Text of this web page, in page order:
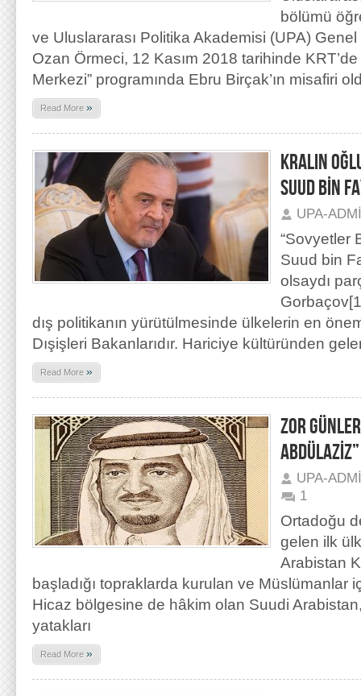
bölümü
ve Uluslararası Politika Akademisi (UPA)
Ozan Örmeci, 12 Kasım 2018 tarihinde
Merkezi” programında Ebru Birçak’ın misafiri
Read More »
KRALIN
SUUD BİN
UPA-
“Sovyetler
Suud bin
olsaydı
dış politikanın yürütülmesinde ülkelerin en
Dışişleri Bakanlarıdır. Hariciye kültüründen
Read More »
ZOR
ABDÜLAZİZ”
UPA-
1
Ortadoğu
gelen ilk
Arabistan
başladığı topraklarda kurulan ve Müslümanlar
Hicaz bölgesine de hâkim olan Suudi
yatakları
Read More »